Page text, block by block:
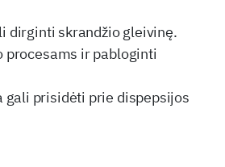
dirginti skrandžio gleivinę.
ir pabloginti
gali prisidėti prie dispepsijos